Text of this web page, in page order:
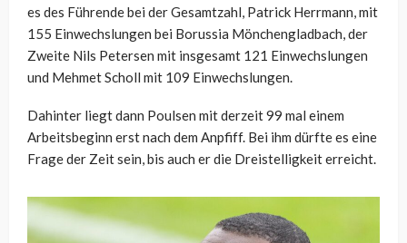
es des Führende bei der Gesamtzahl, Patrick Herrmann, mit
155 Einwechslungen bei Borussia Mönchengladbach, der
Zweite Nils Petersen mit insgesamt 121 Einwechslungen
und Mehmet Scholl mit 109 Einwechslungen.
Dahinter liegt dann Poulsen mit derzeit 99 mal einem
Arbeitsbeginn erst nach dem Anpfiff. Bei ihm dürfte es eine
Frage der Zeit sein, bis auch er die Dreistelligkeit erreicht.